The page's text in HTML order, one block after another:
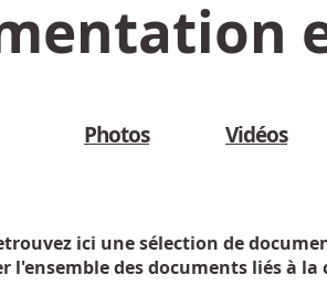
Photos Vidéos
ici une sélection de
l'ensemble des documents liés à